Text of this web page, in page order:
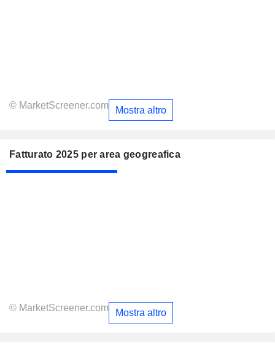
© MarketScreener.com Mostra altro
Fatturato 2025 per area geogreafica
© MarketScreener.com Mostra altro